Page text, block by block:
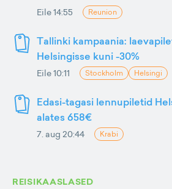
Eile 14:55 Reunion
Tallinki kampaania:
Helsingisse kuni -30%
Eile 10:11 Stockholm Helsingi
Edasi-tagasi lennupiletid
alates 658€
7. aug 20:44 Krabi
REISIKAASLASED